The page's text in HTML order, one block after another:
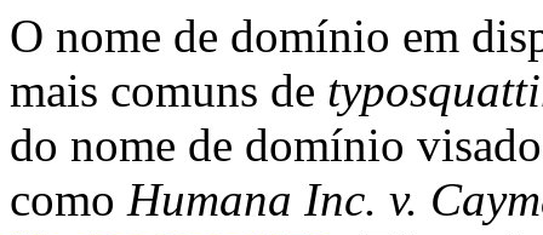
O nome de domínio em
mais comuns de
do nome de domínio
como Humana Inc. v.